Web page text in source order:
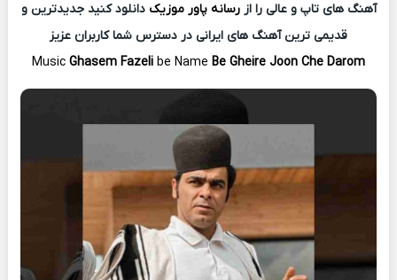
آهنگ های تاپ و عالی را ازرسانه پاور موزیک دانلود کنید جدیدترین و
قدیمی ترین آهنگ های ایرانی در دسترس شما کاربران عزیز
Music Ghasem Fazeli be Name Be Gheire Joon Che Darom